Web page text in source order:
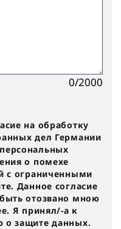
0/2000
на обработку
дел Германии
о помехе
с ограниченными
Данное согласие
отозвано мною
Я принял/-a к
о защите данных.